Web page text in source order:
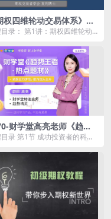
权四维轮动交易体系》共
录： 第1讲：期权四维轮动
...
财学堂高亮老师《趋势
·解密主力热点题材》高级
录 第1节 成功投资者的科学
佬...